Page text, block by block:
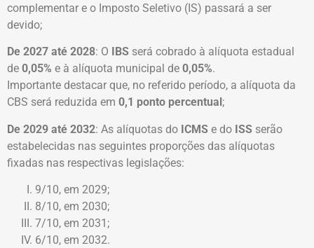
complementar e o Imposto Seletivo (IS) passará a ser
devido;
De 2027 até 2028: O IBS será cobrado à alíquota estadual
de 0,05% e à alíquota municipal de 0,05%.
Importante destacar que, no referido período, a alíquota da
CBS será reduzida em 0,1 ponto percentual ;
De 2029 até 2032: As alíquotas do ICMS e do ISS serão
estabelecidas nas seguintes proporções das alíquotas
fixadas nas respectivas legislações:
9/10, em 2029;
8/10, em 2030;
7/10, em 2031;
6/10, em 2032.